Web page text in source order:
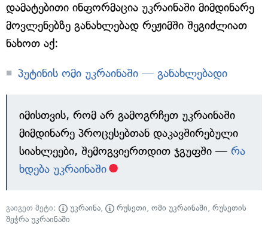
დამატებითი ინფორმაცია უკრაინაში მიმდინარე
მოვლენებზე განახლებად რეჟიმში შეგიძლიათ
ნახოთ აქ:
პუტინის ომი უკრაინაში — განახლებადი
იმისთვის, რომ არ გამოგრჩეთ უკრაინაში
მიმდინარე პროცესებთან დაკავშირებული
სიახლეები, შემოგვიერთდით ჯგუფში — რა
ხდება უკრაინაში
გაიგეთ მეტი: უკრაინა, რუსეთი, ომი უკრაინაში, რუსეთის
შეჭრა უკრაინაში